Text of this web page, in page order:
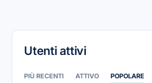
Utenti attivi
PIÙ RECENTI ATTIVO POPOLARE